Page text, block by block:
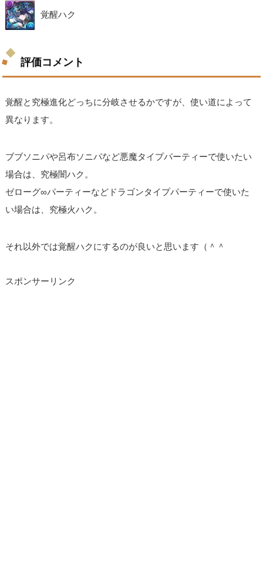
覚醒ハク
評価コメント
覚醒と究極進化どっちに分岐させるかですが、使い道によって
異なります。
ブブソニパや呂布ソニパなど悪魔タイプパーティーで使いたい
場合は、究極闇ハク。
ゼローグ∞パーティーなどドラゴンタイプパーティーで使いた
い場合は、究極火ハク。
それ以外では覚醒ハクにするのが良いと思います（＾＾
スポンサーリンク